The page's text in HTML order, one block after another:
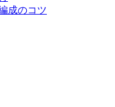
成のコツ